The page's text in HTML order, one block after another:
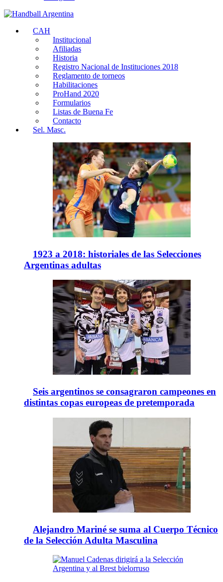
CAH
Institucional
Afiliadas
Historia
Registro Nacional de Instituciones 2018
Reglamento de torneos
Habilitaciones
ProHand 2020
Formularios
Listas de Buena Fe
Contacto
Sel. Masc.
1923 a 2018: historiales de las Selecciones
Argentinas adultas
Seis argentinos se consagraron campeones en
distintas copas europeas de pretemporada
Alejandro Mariné se suma al Cuerpo Técnico
de la Selección Adulta Masculina